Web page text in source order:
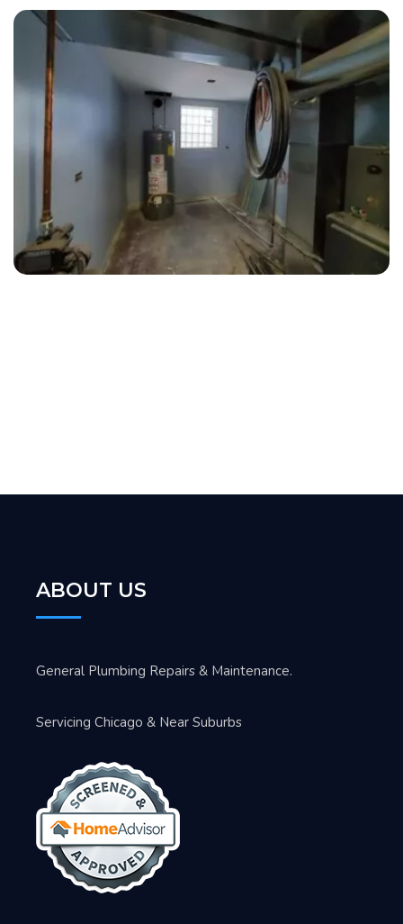
ABOUT US
General Plumbing Repairs & Maintenance.
Servicing Chicago & Near Suburbs